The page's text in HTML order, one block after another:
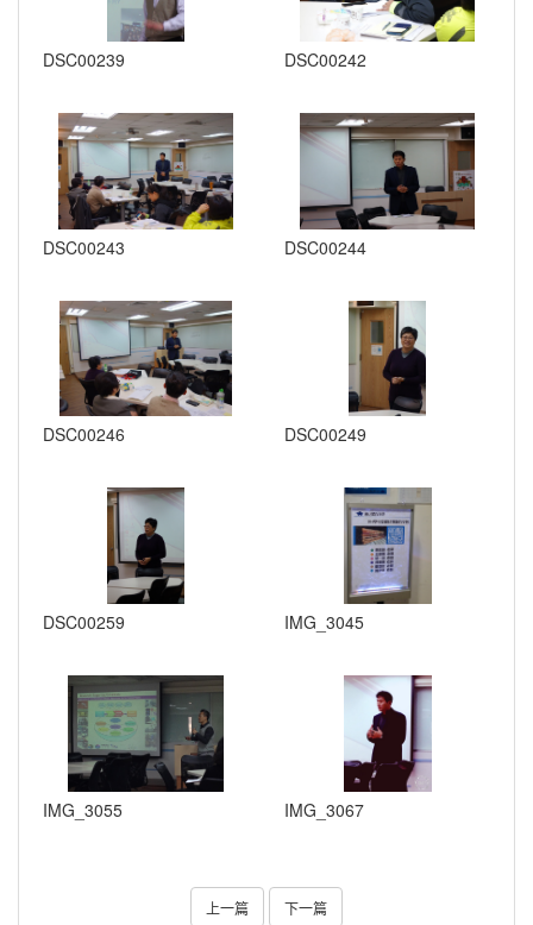
DSC00239 DSC00242
DSC00243 DSC00244
DSC00246 DSC00249
DSC00259 IMG_3045
IMG_3055 IMG_3067
上一篇 下一篇